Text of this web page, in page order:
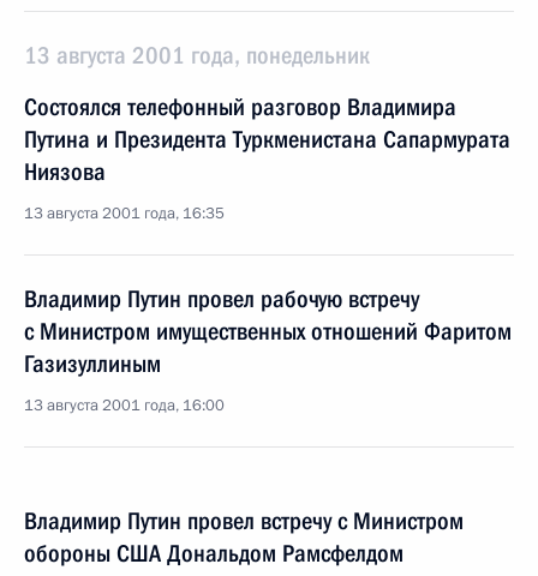
13 августа 2001 года, понедельник
Состоялся телефонный разговор Владимира
Путина и Президента Туркменистана Сапармурата
Ниязова
13 августа 2001 года, 16:35
Владимир Путин провел рабочую встречу
с Министром имущественных отношений Фаритом
Газизуллиным
13 августа 2001 года, 16:00
Владимир Путин провел встречу с Министром
обороны США Дональдом Рамсфелдом